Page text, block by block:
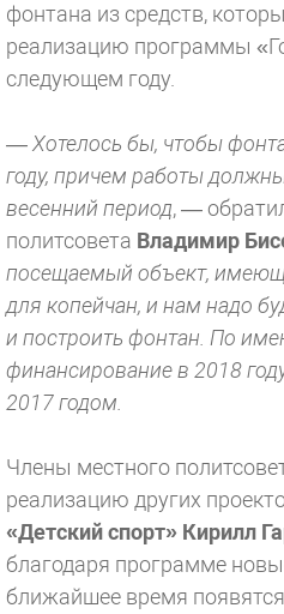
фонтана из средств,
реализацию программы
следующем году.
— Хотелось бы, чтобы
году, причем работы
весенний период, —
политсовета Владимир
посещаемый объект,
для копейчан, и нам надо
и построить фонтан. По
финансирование в 2018
2017 годом.
Члены местного
реализацию других
«Детский спорт» Кирилл
благодаря программе
ближайшее время